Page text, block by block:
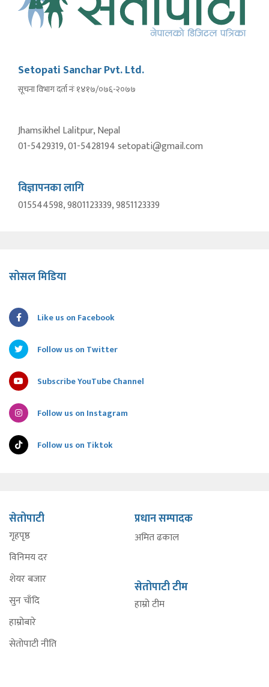
Setopati Sanchar Pvt. Ltd.
सूचना विभाग दर्ता नंः १४१७/०७६-२०७७
Jhamsikhel Lalitpur, Nepal
01-5429319, 01-5428194 setopati@gmail.com
विज्ञापनका लागि
015544598, 9801123339, 9851123339
सोसल मिडिया
Like us on Facebook
Follow us on Twitter
Subscribe YouTube Channel
Follow us on Instagram
Follow us on Tiktok
सेतोपाटी
गृहपृष्ठ
विनिमय दर
शेयर बजार
सुन चाँदि
हाम्रोबारे
सेतोपाटी नीति
प्रधान सम्पादक
अमित ढकाल
सेतोपाटी टीम
हाम्रो टीम